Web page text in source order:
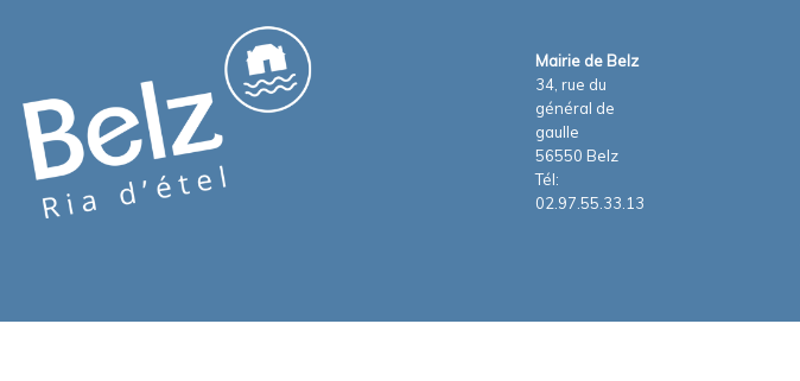
Mairie de Belz
34, rue du
général de
gaulle
56550 Belz
Tél:
02.97.55.33.13